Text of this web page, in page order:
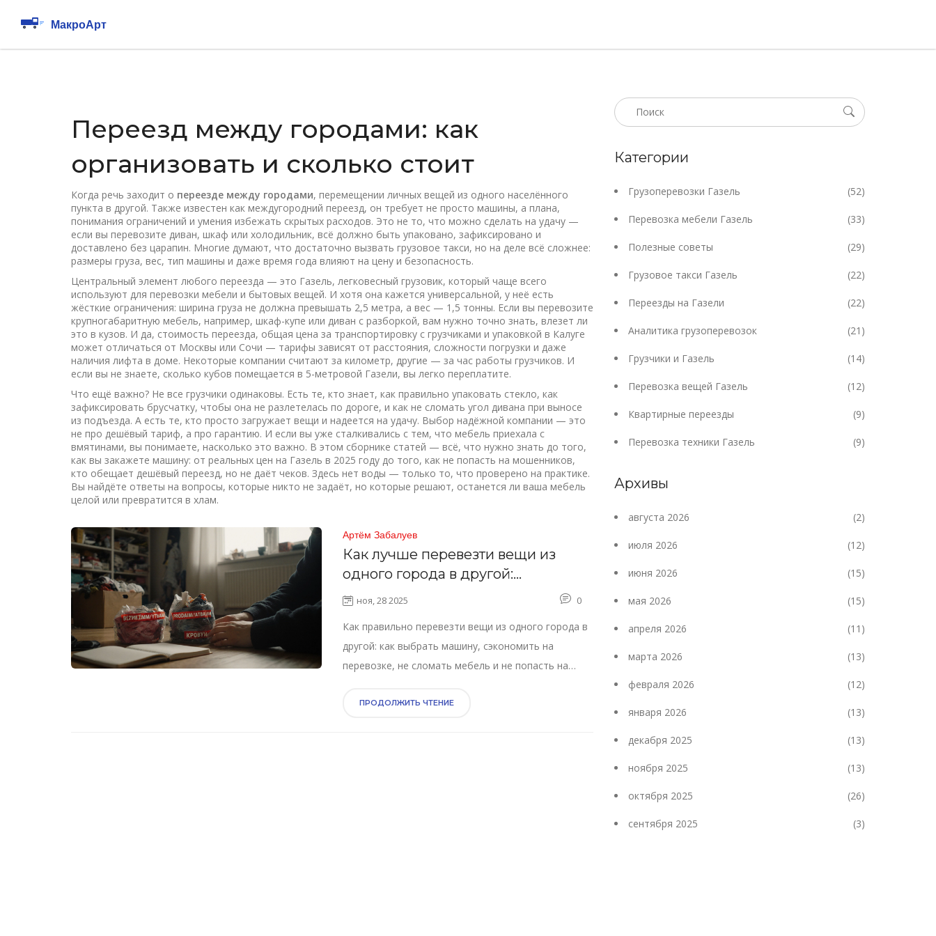
Переезд между городами: как
организовать и сколько стоит
Когда речь заходит о переезде между городами, перемещении личных вещей из одного населённого
пункта в другой. Также известен как междугородний переезд, он требует не просто машины, а плана,
понимания ограничений и умения избежать скрытых расходов. Это не то, что можно сделать на удачу —
если вы перевозите диван, шкаф или холодильник, всё должно быть упаковано, зафиксировано и
доставлено без царапин. Многие думают, что достаточно вызвать грузовое такси, но на деле всё сложнее:
размеры груза, вес, тип машины и даже время года влияют на цену и безопасность.
Центральный элемент любого переезда — это Газель, легковесный грузовик, который чаще всего
используют для перевозки мебели и бытовых вещей. И хотя она кажется универсальной, у неё есть
жёсткие ограничения: ширина груза не должна превышать 2,5 метра, а вес — 1,5 тонны. Если вы перевозите
крупногабаритную мебель, например, шкаф-купе или диван с разборкой, вам нужно точно знать, влезет ли
это в кузов. И да, стоимость переезда, общая цена за транспортировку с грузчиками и упаковкой в Калуге
может отличаться от Москвы или Сочи — тарифы зависят от расстояния, сложности погрузки и даже
наличия лифта в доме. Некоторые компании считают за километр, другие — за час работы грузчиков. И
если вы не знаете, сколько кубов помещается в 5-метровой Газели, вы легко переплатите.
Что ещё важно? Не все грузчики одинаковы. Есть те, кто знает, как правильно упаковать стекло, как
зафиксировать брусчатку, чтобы она не разлетелась по дороге, и как не сломать угол дивана при выносе
из подъезда. А есть те, кто просто загружает вещи и надеется на удачу. Выбор надёжной компании — это
не про дешёвый тариф, а про гарантию. И если вы уже сталкивались с тем, что мебель приехала с
вмятинами, вы понимаете, насколько это важно. В этом сборнике статей — всё, что нужно знать до того,
как вы закажете машину: от реальных цен на Газель в 2025 году до того, как не попасть на мошенников,
кто обещает дешёвый переезд, но не даёт чеков. Здесь нет воды — только то, что проверено на практике.
Вы найдёте ответы на вопросы, которые никто не задаёт, но которые решают, останется ли ваша мебель
целой или превратится в хлам.
Артём Забалуев
Как лучше перевезти вещи из
одного города в другой:
пошаговая инструкция без
ноя, 28 2025 0
Как правильно перевезти вещи из одного города в
другой: как выбрать машину, сэкономить на
перевозке, не сломать мебель и не попасть на
год.ПРОДОЛЖИТЬ ЧТЕНИЕ
Категории
Грузоперевозки Газель (52)
Перевозка мебели Газель (33)
Полезные советы (29)
Грузовое такси Газель (22)
Переезды на Газели (22)
Аналитика грузоперевозок (21)
Грузчики и Газель (14)
Перевозка вещей Газель (12)
Квартирные переезды (9)
Перевозка техники Газель (9)
Архивы
августа 2026 (2)
июля 2026 (12)
июня 2026 (15)
мая 2026 (15)
апреля 2026 (11)
марта 2026 (13)
февраля 2026 (12)
января 2026 (13)
декабря 2025 (13)
ноября 2025 (13)
октября 2025 (26)
сентября 2025 (3)